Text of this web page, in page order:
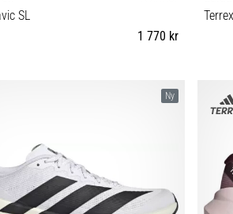
SL
1 770 kr
38 39⅓ 38⅔ 40 40⅔ 41⅓ 42 42⅔ Ny